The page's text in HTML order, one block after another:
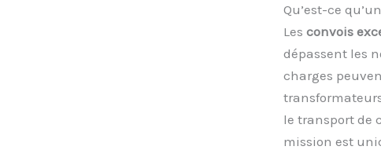
Qu’est-ce
Les convois
dépassent les
charges
le transport de
mission est